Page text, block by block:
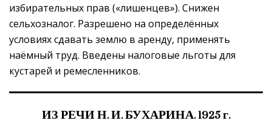
избирательных прав («лишенцев»). Снижен
сельхозналог. Разрешено на определённых
условиях сдавать землю в аренду, применять
наёмный труд. Введены налоговые льготы для
кустарей и ремесленников.
ИЗ РЕЧИ Н. И. БУХАРИНА. 1925 г.